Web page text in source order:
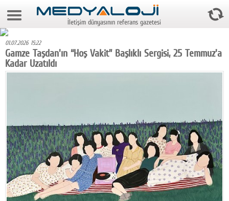
6 Ağustos 2026 3:30:25
Foto Galeri
Video Galeri
Reyting-tiraj
Teknoloji
Televizyon
Dünya
İletişim dünyasının referans gazetesi
01.07.2026 15:22
Gamze Taşdan'ın “Hoş Vakit” Başlıklı Sergisi, 25 Temmuz'a
Kadar Uzatıldı